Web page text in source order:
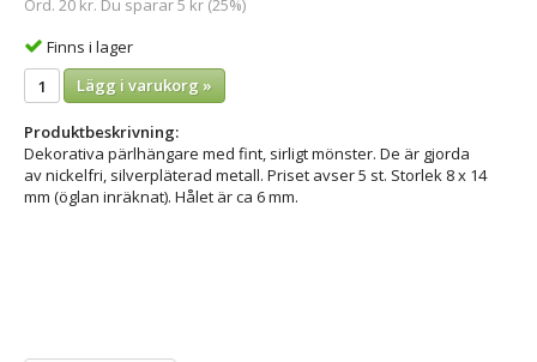
Ord. 20 kr. Du sparar 5 kr (25%)
Finns i lager
Lägg i varukorg »
Produktbeskrivning:
Dekorativa pärlhängare med fint, sirligt mönster. De är gjorda
av nickelfri, silverpläterad metall. Priset avser 5 st. Storlek 8 x 14
mm (öglan inräknat). Hålet är ca 6 mm.